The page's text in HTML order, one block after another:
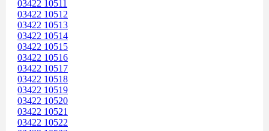
03422 10511
03422 10512
03422 10513
03422 10514
03422 10515
03422 10516
03422 10517
03422 10518
03422 10519
03422 10520
03422 10521
03422 10522